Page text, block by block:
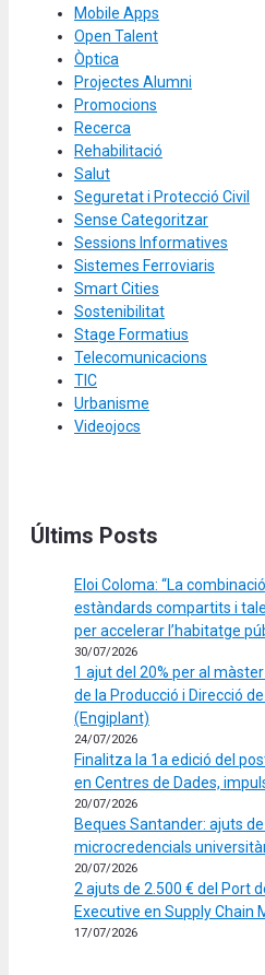
Mobile Apps
Open Talent
Òptica
Projectes Alumni
Promocions
Recerca
Rehabilitació
Salut
Seguretat i Protecció Civil
Sense Categoritzar
Sessions Informatives
Sistemes Ferroviaris
Smart Cities
Sostenibilitat
Stage Formatius
Telecomunicacions
TIC
Urbanisme
Videojocs
Últims Posts
Eloi Coloma: “La
estàndards compartits i
per accelerar l’habitatge
30/07/2026
1 ajut del 20% per al
de la Producció i Direcció
(Engiplant)
24/07/2026
Finalitza la 1a edició del
en Centres de Dades,
20/07/2026
Beques Santander: ajuts
microcredencials
20/07/2026
2 ajuts de 2.500 € del Port
Executive en Supply Chain
17/07/2026